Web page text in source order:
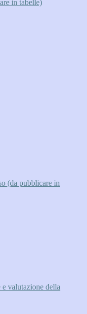
in tabelle)
(da pubblicare in
valutazione della